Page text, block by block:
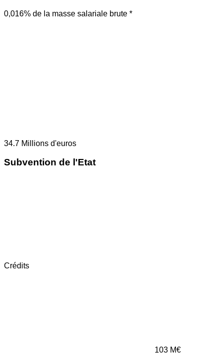
0,016% de la masse salariale brute *
34.7 Millions d'euros
Subvention de l'Etat
Crédits
103 M€